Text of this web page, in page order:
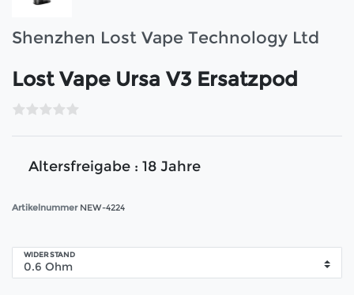
Shenzhen Lost Vape Technology Ltd
Lost Vape Ursa V3 Ersatzpod
Altersfreigabe : 18 Jahre
Artikelnummer NEW-4224
WIDERSTAND